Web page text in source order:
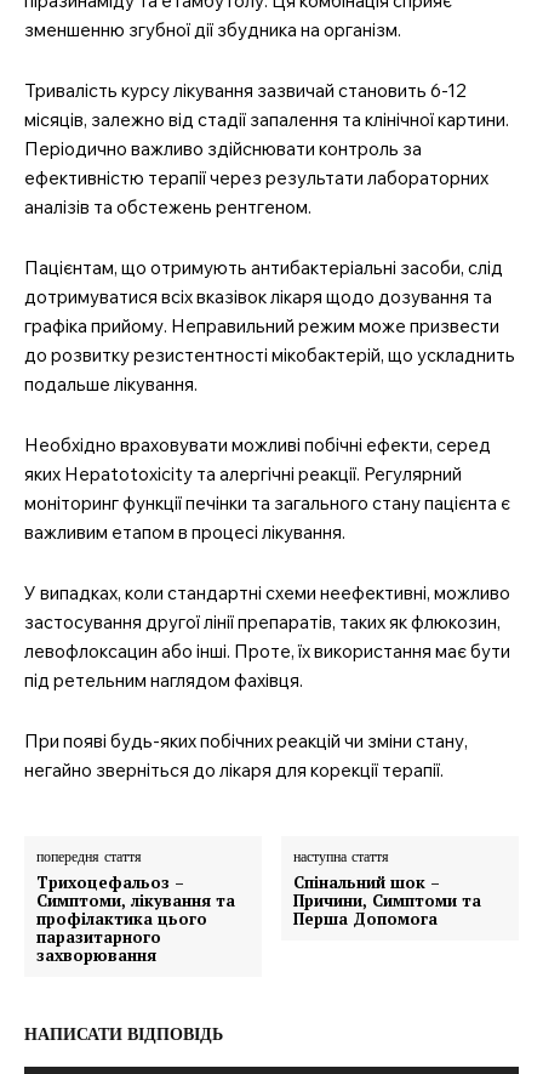
зменшенню згубної дії збудника на організм.
Тривалість курсу лікування зазвичай становить 6-12
місяців, залежно від стадії запалення та клінічної картини.
Періодично важливо здійснювати контроль за
ефективністю терапії через результати лабораторних
аналізів та обстежень рентгеном.
Пацієнтам, що отримують антибактеріальні засоби, слід
дотримуватися всіх вказівок лікаря щодо дозування та
графіка прийому. Неправильний режим може призвести
до розвитку резистентності мікобактерій, що ускладнить
подальше лікування.
Необхідно враховувати можливі побічні ефекти, серед
яких Hepatotoxicity та алергічні реакції. Регулярний
моніторинг функції печінки та загального стану пацієнта є
важливим етапом в процесі лікування.
У випадках, коли стандартні схеми неефективні, можливо
застосування другої лінії препаратів, таких як флюкозин,
левофлоксацин або інші. Проте, їх використання має бути
під ретельним наглядом фахівця.
При появі будь-яких побічних реакцій чи зміни стану,
негайно зверніться до лікаря для корекції терапії.
попередня стаття
Трихоцефальоз –
Симптоми, лікування та
профілактика цього
паразитарного
захворювання
наступна стаття
Спінальний шок –
Причини, Симптоми та
Перша Допомога
НАПИСАТИ ВІДПОВІДЬ